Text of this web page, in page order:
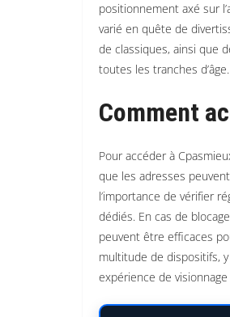
positionnement axé sur
varié en quête de
de classiques, ainsi que
toutes les tranches d’âge.
Comment
Pour accéder à
que les adresses
l’importance de vérifier
dédiés. En cas de
peuvent être efficaces
multitude de dispositifs,
expérience de